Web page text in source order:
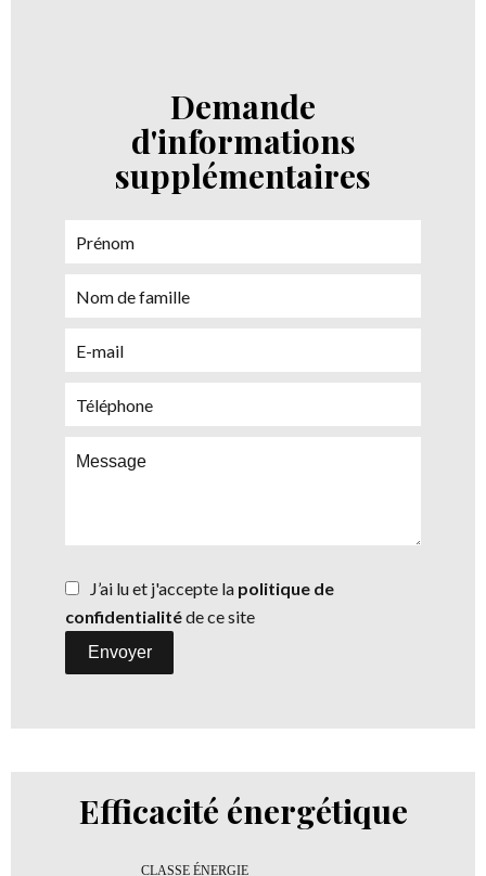
Demande
d'informations
supplémentaires
J’ai lu et j'accepte la politique de
confidentialitéde ce site
Envoyer
Efficacité énergétique